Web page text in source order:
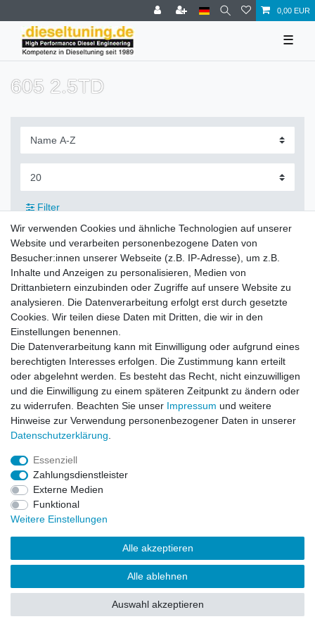
0,00 EUR
☰
605 2.5TD
Filter
Zahlung und Versand
Daten­schutz­erklärung
Barrierefreiheitserklärung Widerrufs­recht
Vertrag widerrufen
© Copyright 2026 | Alle Rechte vorbehalten.
Wir verwenden Cookies und ähnliche Technologien auf unserer
Website und verarbeiten personenbezogene Daten von
Besucher:innen unserer Webseite (z.B. IP-Adresse), um z.B.
Inhalte und Anzeigen zu personalisieren, Medien von
Drittanbietern einzubinden oder Zugriffe auf unsere Website zu
analysieren. Die Datenverarbeitung erfolgt erst durch gesetzte
Cookies. Wir teilen diese Daten mit Dritten, die wir in den
Einstellungen benennen.
Die Datenverarbeitung kann mit Einwilligung oder aufgrund eines
berechtigten Interesses erfolgen. Die Zustimmung kann erteilt
oder abgelehnt werden. Es besteht das Recht, nicht einzuwilligen
und die Einwilligung zu einem späteren Zeitpunkt zu ändern oder
zu widerrufen. Beachten Sie unser Impressum und weitere
Hinweise zur Verwendung personenbezogener Daten in unserer
Daten­schutz­erklärung
Essenziell
Zahlungsdienstleister
Externe Medien
Funktional
Weitere Einstellungen
Alle akzeptieren
Alle ablehnen
Auswahl akzeptieren